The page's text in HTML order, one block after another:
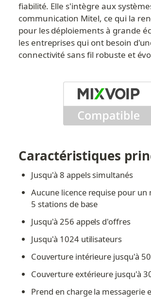
fiabilité. Elle s'intègre aux
communication Mitel, ce qui la
pour les déploiements à grande
les entreprises qui ont besoin
connectivité sans fil robuste et
Caractéristiques
Jusqu'à 8 appels simultanés
Aucune licence requise pour
5 stations de base
Jusqu'à 256 appels d'offres
Jusqu'à 1024 utilisateurs
Couverture intérieure jusqu'à
Couverture extérieure jusqu'à
Prend en charge la messagerie